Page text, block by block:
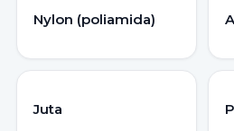
Nylon (poliamida)
Juta